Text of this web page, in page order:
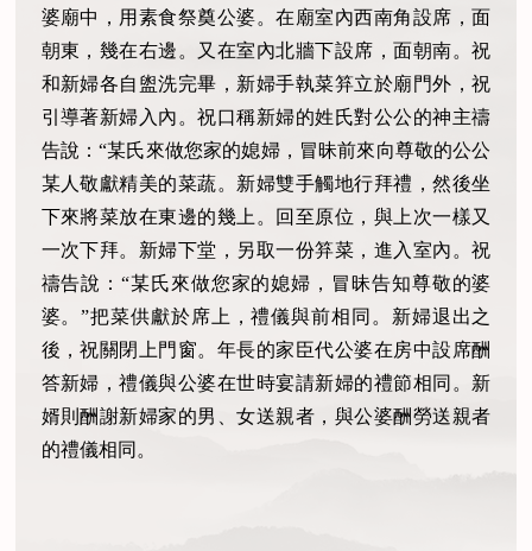
婆廟中，用素食祭奠公婆。在廟室內西南角設席，面
朝東，幾在右邊。又在室內北牆下設席，面朝南。祝
和新婦各自盥洗完畢，新婦手執菜笲立於廟門外，祝
引導著新婦入內。祝口稱新婦的姓氏對公公的神主禱
告說：“某氏來做您家的媳婦，冒昧前來向尊敬的公公
某人敬獻精美的菜蔬。新婦雙手觸地行拜禮，然後坐
下來將菜放在東邊的幾上。回至原位，與上次一樣又
一次下拜。新婦下堂，另取一份笲菜，進入室內。祝
禱告說：“某氏來做您家的媳婦，冒昧告知尊敬的婆
婆。”把菜供獻於席上，禮儀與前相同。新婦退出之
後，祝關閉上門窗。年長的家臣代公婆在房中設席酬
答新婦，禮儀與公婆在世時宴請新婦的禮節相同。新
婿則酬謝新婦家的男、女送親者，與公婆酬勞送親者
的禮儀相同。